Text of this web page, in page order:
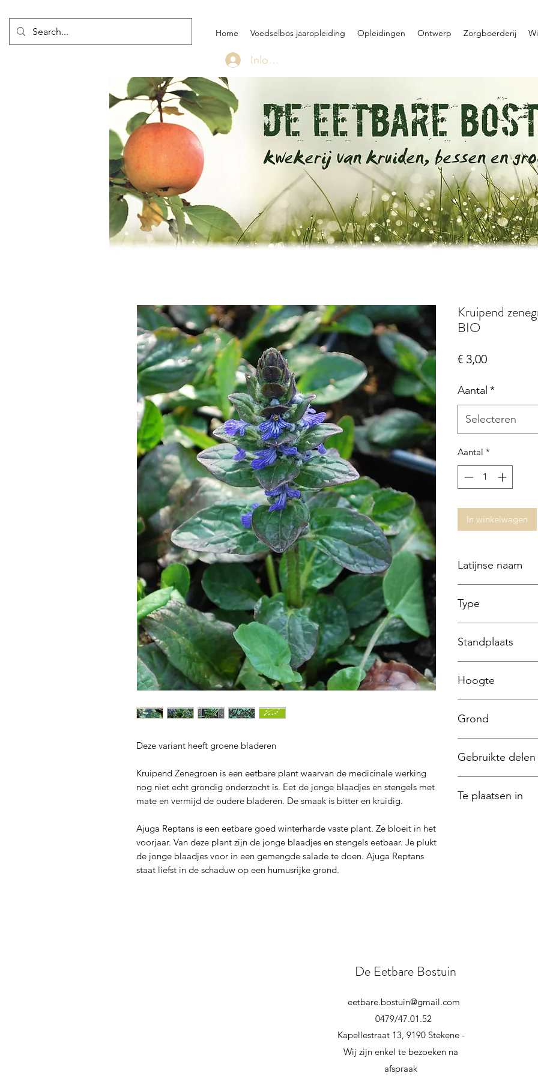
Home Voedselbos jaaropleiding Opleidingen Ontwerp Zorgboerderij
Inloggen
Deze variant heeft groene bladeren
Kruipend Zenegroen is een eetbare plant waarvan de medicinale werking
nog niet echt grondig onderzocht is. Eet de jonge blaadjes en stengels met
mate en vermijd de oudere bladeren. De smaak is bitter en kruidig.
Ajuga Reptans is een eetbare goed winterharde vaste plant. Ze bloeit in het
voorjaar. Van deze plant zijn de jonge blaadjes en stengels eetbaar. Je plukt
de jonge blaadjes voor in een gemengde salade te doen. Ajuga Reptans
staat liefst in de schaduw op een humusrijke grond.
Kruipend
BIO
€ 3,00Prijs
Aantal *
Selecteren
Aantal *
In winkelwagen
Latijnse naam
Type
Standplaats
Hoogte
Grond
Gebruikte delen
Te plaatsen in
De Eetbare Bostuin
eetbare.bostuin@gmail.com
0479/47.01.52
Kapellestraat 13, 9190 Stekene -
Wij zijn enkel te bezoeken na
afspraak